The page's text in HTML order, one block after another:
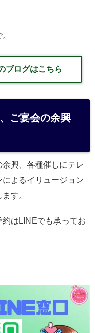
ブログはこちら
ご宴会の余興
興、各種催しにテレ
よるイリュージョン
す。
はLINEでも承ってお